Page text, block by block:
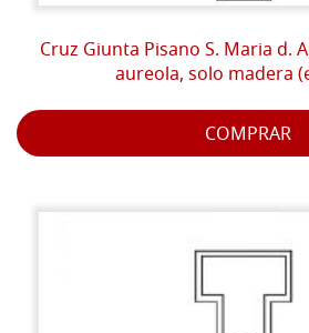
Cruz Giunta Pisano S. Maria d.
aureola, solo madera
COMPRAR